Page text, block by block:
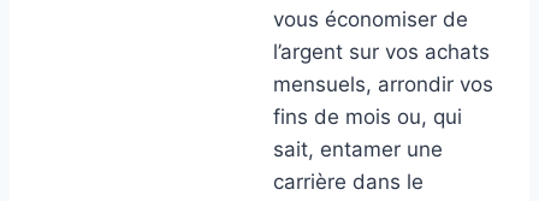
vous économiser de
l’argent sur vos achats
mensuels, arrondir vos
fins de mois ou, qui
sait, entamer une
carrière dans le